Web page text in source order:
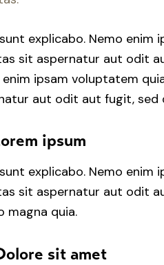
explicabo. Nemo enim
sit aspernatur aut odit
enim ipsam voluptatem
aut odit aut fugit, sed
ipsum
explicabo. Nemo enim
sit aspernatur aut odit
magna quia.
sit amet